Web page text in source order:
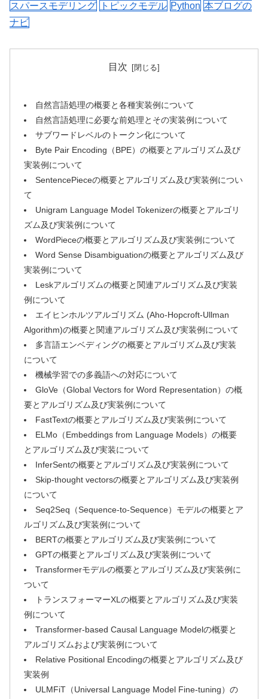
スパースモデリング
トピックモデル Python 本ブログの
ナビ
目次
自然言語処理の概要と各種実装例について
自然言語処理に必要な前処理とその実装例について
サブワードレベルのトークン化について
Byte Pair Encoding（BPE）の概要とアルゴリズム及び
実装例について
SentencePieceの概要とアルゴリズム及び実装例につい
て
Unigram Language Model Tokenizerの概要とアルゴリ
ズム及び実装例について
WordPieceの概要とアルゴリズム及び実装例について
Word Sense Disambiguationの概要とアルゴリズム及び
実装例について
Leskアルゴリズムの概要と関連アルゴリズム及び実装
例について
エイヒンホルツアルゴリズム (Aho-Hopcroft-Ullman
Algorithm)の概要と関連アルゴリズム及び実装例について
多言語エンベディングの概要とアルゴリズム及び実装
について
機械学習での多義語への対応について
GloVe（Global Vectors for Word Representation）の概
要とアルゴリズム及び実装例について
FastTextの概要とアルゴリズム及び実装例について
ELMo（Embeddings from Language Models）の概要
とアルゴリズム及び実装について
InferSentの概要とアルゴリズム及び実装例について
Skip-thought vectorsの概要とアルゴリズム及び実装例
について
Seq2Seq（Sequence-to-Sequence）モデルの概要とア
ルゴリズム及び実装例について
BERTの概要とアルゴリズム及び実装例について
GPTの概要とアルゴリズム及び実装例について
Transformerモデルの概要とアルゴリズム及び実装例に
ついて
トランスフォーマーXLの概要とアルゴリズム及び実装
例について
Transformer-based Causal Language Modelの概要と
アルゴリズムおよび実装例について
Relative Positional Encodingの概要とアルゴリズム及び
実装例
ULMFiT（Universal Language Model Fine-tuning）の